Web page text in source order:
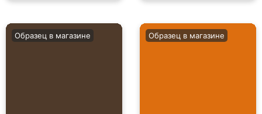
Образец в магазине Образец в магазине